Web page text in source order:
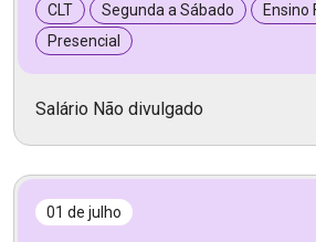
CLT Segunda a Sábado
Ensino
Presencial
Salário Não divulgado
01 de julho